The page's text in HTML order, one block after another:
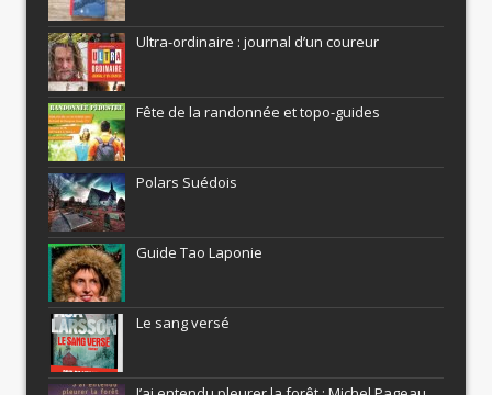
Ultra-ordinaire : journal d’un coureur
Fête de la randonnée et topo-guides
Polars Suédois
Guide Tao Laponie
Le sang versé